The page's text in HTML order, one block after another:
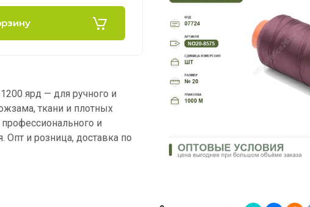
ярд — для ручного и
ткани и плотных
и
Опт и розница, доставка по